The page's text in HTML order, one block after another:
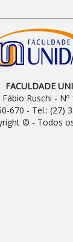
FACULDADE
Ruschi -
670 - Tel.: (27)
© - Todos